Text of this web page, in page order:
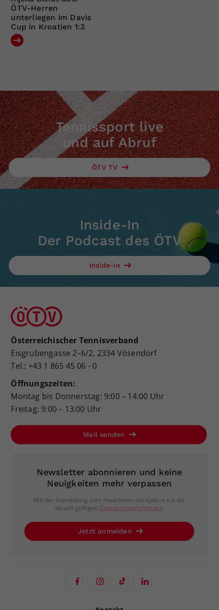
ÖTV-Herren
unterliegen im Davis
Cup in Kroatien 1:3
Tennissport live
und auf Abruf
ÖTV TV
Inside-In
Der Podcast des ÖTV
Inside-In
Österreichischer Tennisverband
Eisgrubengasse 2–6/2, 2334 Vösendorf
Tel.: +43 1 865 45 06 - 0
Öffnungszeiten:
Montag bis Donnerstag: 9:00 – 14:00 Uhr
Freitag: 9:00 – 13:00 Uhr
Mail senden
Newsletter abonnieren und keine
Neuigkeiten mehr verpassen
Mit der Anmeldung zum Newsletter akzeptiere ich die
aktuell gültigen Datenschutzrichtlinien.
Jetzt anmelden